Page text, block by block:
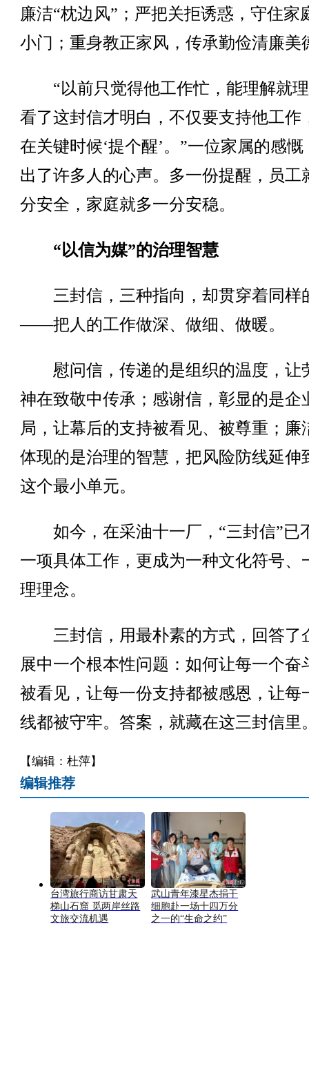
廉洁“枕边风”；严把关拒诱惑，守住家
小门；重身教正家风，传承勤俭清廉美
“以前只觉得他工作忙，能理解就
看了这封信才明白，不仅要支持他工作
在关键时候‘提个醒’。”一位家属的感慨
出了许多人的心声。多一份提醒，员工
分安全，家庭就多一分安稳。
“以信为媒”的治理智慧
三封信，三种指向，却贯穿着同样
——把人的工作做深、做细、做暖。
慰问信，传递的是组织的温度，让
神在致敬中传承；感谢信，彰显的是企
局，让幕后的支持被看见、被尊重；廉
体现的是治理的智慧，把风险防线延伸
这个最小单元。
如今，在采油十一厂，“三封信”已
一项具体工作，更成为一种文化符号、
理理念。
三封信，用最朴素的方式，回答了
展中一个根本性问题：如何让每一个奋
被看见，让每一份支持都被感恩，让每
线都被守牢。答案，就藏在这三封信里
【编辑：杜萍】
编辑推荐
台湾旅行商访甘肃天
梯山石窟 觅两岸丝路
文旅交流机遇
武山青年漆星杰捐干
细胞赴一场十四万分
之一的“生命之约”